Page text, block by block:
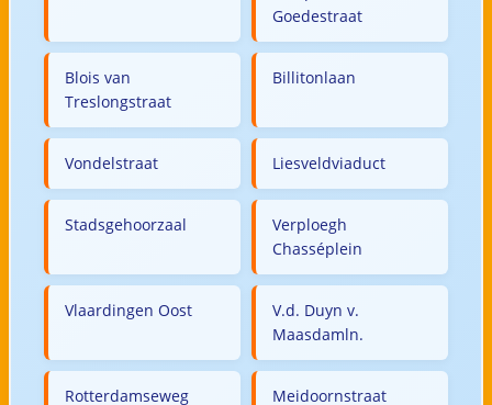
Goedestraat
Blois van
Treslongstraat
Billitonlaan
Vondelstraat Liesveldviaduct
Stadsgehoorzaal
Verploegh
Chasséplein
Vlaardingen Oost
V.d. Duyn v.
Maasdamln.
Rotterdamseweg Meidoornstraat